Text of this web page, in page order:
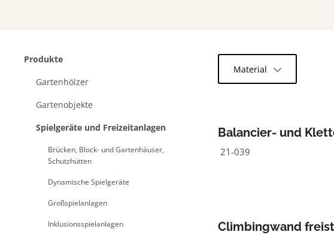
Produkte
Gartenhölzer
Gartenobjekte
Spielgeräte und Freizeitanlagen
Brücken, Block- und Gartenhäuser,
Schutzhütten
Dynamische Spielgeräte
Großspielanlagen
Inklusionsspielanlagen
Material
Balancier- und
Assinghausen
21-039
Climbingwand